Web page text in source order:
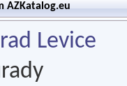
AZKatalog.eu
Levice